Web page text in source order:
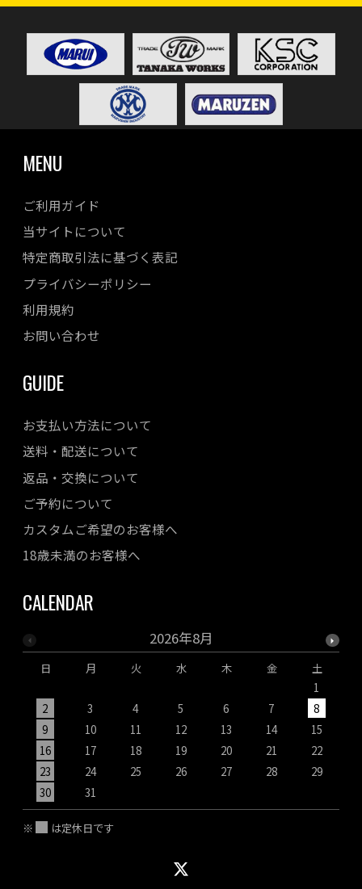
MENU
ご利用ガイド
当サイトについて
特定商取引法に基づく表記
プライバシーポリシー
利用規約
お問い合わせ
GUIDE
お支払い方法について
送料・配送について
返品・交換について
ご予約について
カスタムご希望のお客様へ
18歳未満のお客様へ
CALENDAR
2026年8月
日 月 火 水 木 金
土
1
2
3 4 5 6 7
8
9
10 11 12 13 14
15
16
17 18 19 20 21
22
23
24 25 26 27 28
29
30
31
※ は定休日です